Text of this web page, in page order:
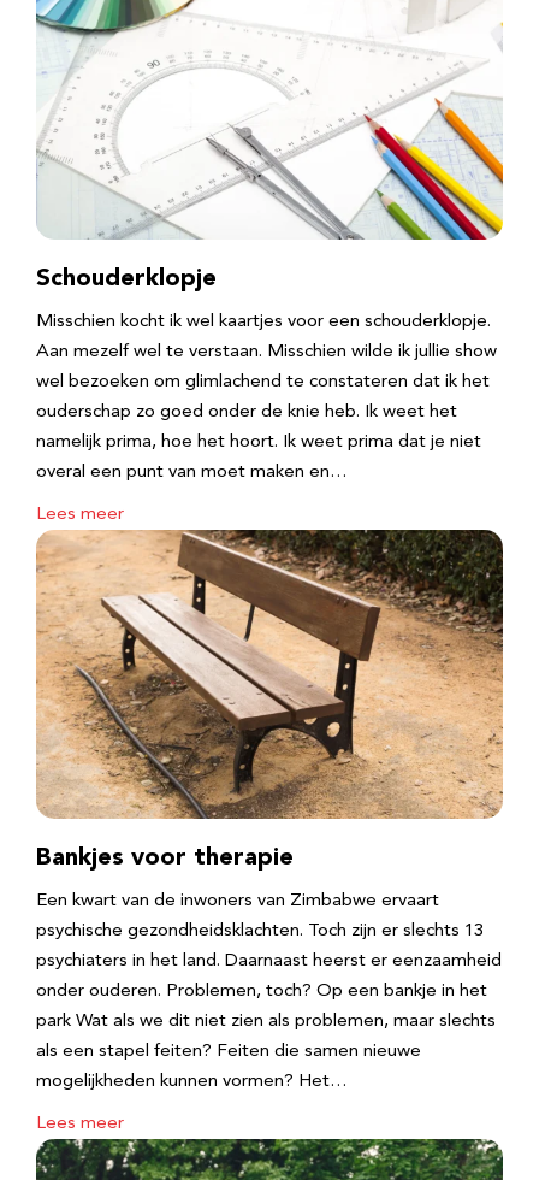
Schouderklopje
Misschien kocht ik wel kaartjes voor een schouderklopje.
Aan mezelf wel te verstaan. Misschien wilde ik jullie show
wel bezoeken om glimlachend te constateren dat ik het
ouderschap zo goed onder de knie heb. Ik weet het
namelijk prima, hoe het hoort. Ik weet prima dat je niet
overal een punt van moet maken en…
Lees meer
Bankjes voor therapie
Een kwart van de inwoners van Zimbabwe ervaart
psychische gezondheidsklachten. Toch zijn er slechts 13
psychiaters in het land. Daarnaast heerst er eenzaamheid
onder ouderen. Problemen, toch? Op een bankje in het
park Wat als we dit niet zien als problemen, maar slechts
als een stapel feiten? Feiten die samen nieuwe
mogelijkheden kunnen vormen? Het…
Lees meer